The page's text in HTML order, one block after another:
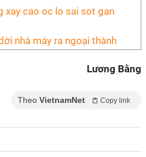
nhà máy ra ngoại thành
Lương Bằng
Theo VietnamNet Copy link